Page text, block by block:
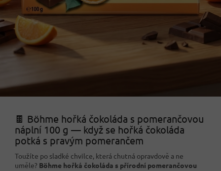
🍫 Böhme hořká čokoláda s pomerančovou
náplní 100 g — když se hořká čokoláda
potká s pravým pomerančem
Toužíte po sladké chvilce, která chutná opravdově a ne
uměle? Böhme hořká čokoláda s přírodní pomerančovou